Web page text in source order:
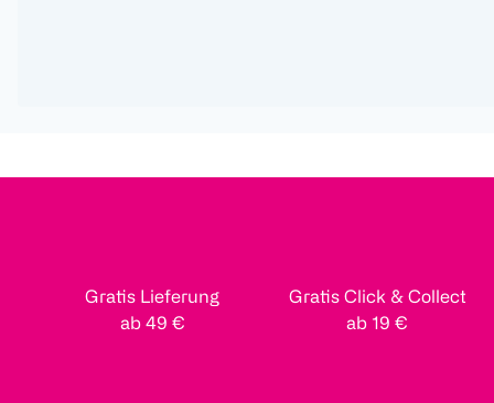
Gratis Lieferung
ab 49 €
Gratis Click & Collect
ab 19 €